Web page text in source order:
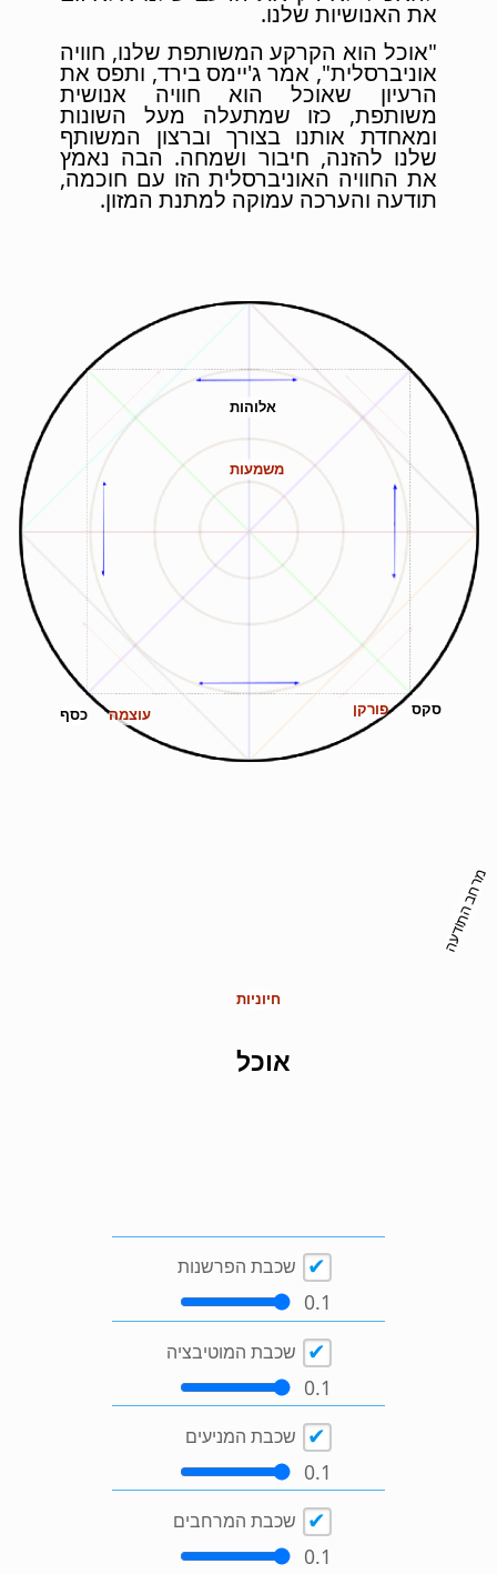
את האנושיות שלנו.
"אוכל הוא הקרקע המשותפת שלנו, חוויה
אוניברסלית", אמר ג'יימס בירד, ותפס את
הרעיון שאוכל הוא חוויה אנושית
משותפת, כזו שמתעלה מעל השונות
ומאחדת אותנו בצורך וברצון המשותף
שלנו להזנה, חיבור ושמחה. הבה נאמץ
את החוויה האוניברסלית הזו עם חוכמה,
תודעה והערכה עמוקה למתנת המזון.
שכבת הפרשנות
0.1
שכבת המוטיבציה
0.1
שכבת המניעים
0.1
שכבת המרחבים
0.1
אלוהות
משמעות
כסף עוצמה סקס פורקן
אוכל
חיוניות
מרחב התודעה